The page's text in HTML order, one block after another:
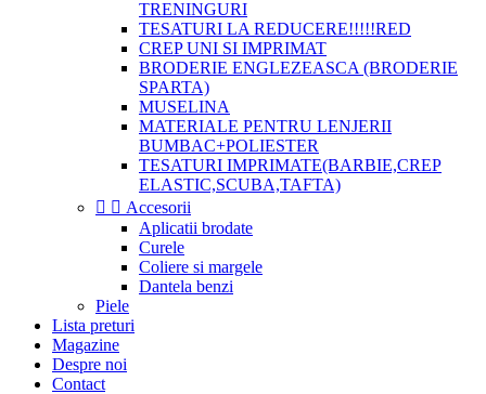
TRENINGURI
TESATURI LA REDUCERE!!!!!RED
CREP UNI SI IMPRIMAT
BRODERIE ENGLEZEASCA (BRODERIE
SPARTA)
MUSELINA
MATERIALE PENTRU LENJERII
BUMBAC+POLIESTER
TESATURI IMPRIMATE(BARBIE,CREP
ELASTIC,SCUBA,TAFTA)
  Accesorii
Aplicatii brodate
Curele
Coliere si margele
Dantela benzi
Piele
Lista preturi
Magazine
Despre noi
Contact